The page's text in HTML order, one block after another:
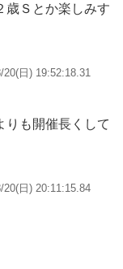
歳Ｓとか楽しみす
20(日) 19:52:18.31
りも開催長くして
20(日) 20:11:15.84